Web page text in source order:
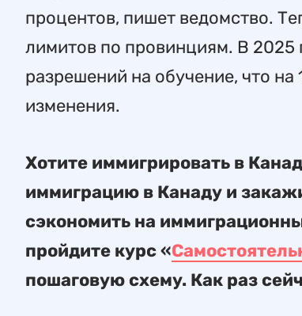
процентов, пишет ведомство.
лимитов по провинциям. В 2025
разрешений на обучение, что
изменения.
Хотите иммигрировать в
иммиграцию в Канаду и
сэкономить на
пройдите курс «
пошаговую схему. Как раз